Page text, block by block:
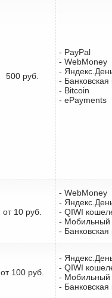
500 руб.
- PayPal
- WebMoney
-
-
- Bitcoin
- ePayments
от 10 руб.
- WebMoney
-
- QIWI
- Мобильный
-
от 100 руб.
-
- QIWI
- Мобильный
-